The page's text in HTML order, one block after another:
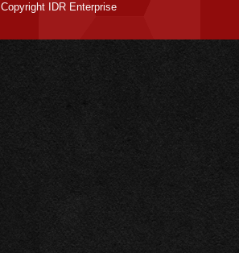
Copyright IDR Enterprise